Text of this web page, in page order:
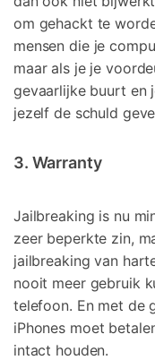
om gehackt te
mensen die je
maar als je je
gevaarlijke buurt en
jezelf de schuld
3. Warranty
Jailbreaking is nu
zeer beperkte zin,
jailbreaking van
nooit meer gebruik
telefoon. En met de
iPhones moet
intact houden.